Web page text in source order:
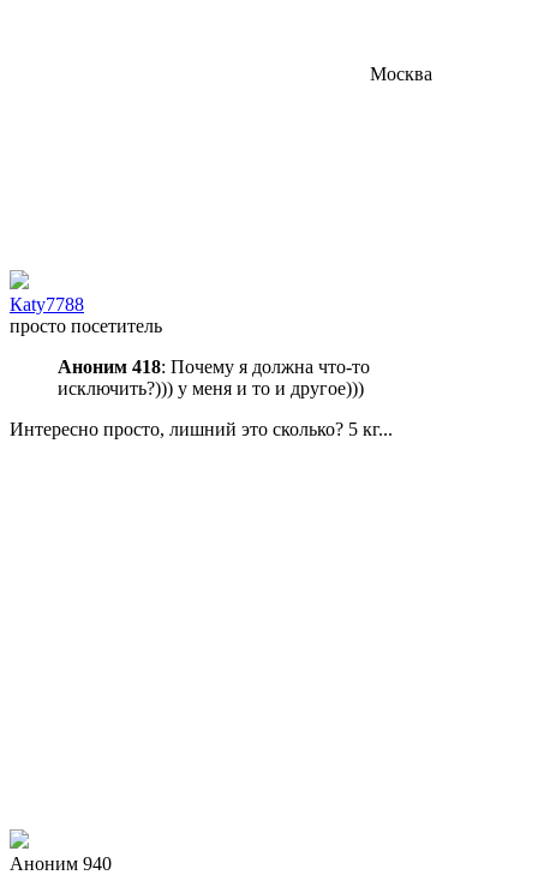
Москва
Каty7788
просто посетитель
Аноним 418: Почему я должна что-то
исключить?))) у меня и то и другое)))
Интересно просто, лишний это сколько? 5 кг...
Аноним 940